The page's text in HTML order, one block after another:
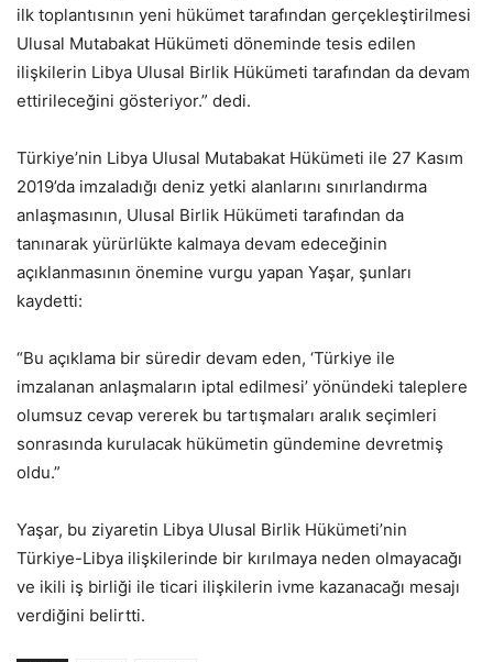
ilk toplantısının yeni hükümet tarafından gerçekleştirilmesi
Ulusal Mutabakat Hükümeti döneminde tesis edilen
ilişkilerin Libya Ulusal Birlik Hükümeti tarafından da devam
ettirileceğini gösteriyor.” dedi.
Türkiye’nin Libya Ulusal Mutabakat Hükümeti ile 27 Kasım
2019’da imzaladığı deniz yetki alanlarını sınırlandırma
anlaşmasının, Ulusal Birlik Hükümeti tarafından da
tanınarak yürürlükte kalmaya devam edeceğinin
açıklanmasının önemine vurgu yapan Yaşar, şunları
kaydetti:
“Bu açıklama bir süredir devam eden, ‘Türkiye ile
imzalanan anlaşmaların iptal edilmesi’ yönündeki taleplere
olumsuz cevap vererek bu tartışmaları aralık seçimleri
sonrasında kurulacak hükümetin gündemine devretmiş
oldu.”
Yaşar, bu ziyaretin Libya Ulusal Birlik Hükümeti’nin
Türkiye-Libya ilişkilerinde bir kırılmaya neden olmayacağı
ve ikili iş birliği ile ticari ilişkilerin ivme kazanacağı mesajı
verdiğini belirtti.